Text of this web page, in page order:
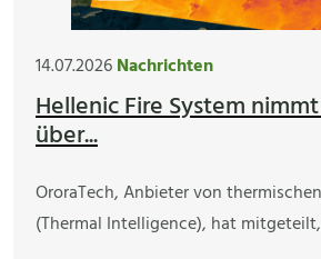
14.07.2026Nachrichten
Hellenic Fire System
über...
OroraTech, Anbieter von
(Thermal Intelligence), hat